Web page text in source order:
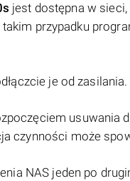
jest dostępna w
przypadku
je od zasilania.
usuwania
czynności może
NAS jeden po